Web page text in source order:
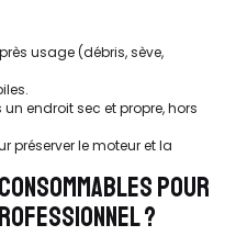
usage (débris, sève,
endroit sec et propre, hors
préserver le moteur et la
POUR
?